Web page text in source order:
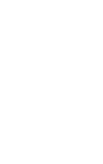
hat. Leider